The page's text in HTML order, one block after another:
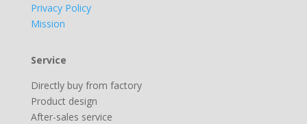
Privacy Policy
Mission
Service
Directly buy from factory
Product design
After-sales service